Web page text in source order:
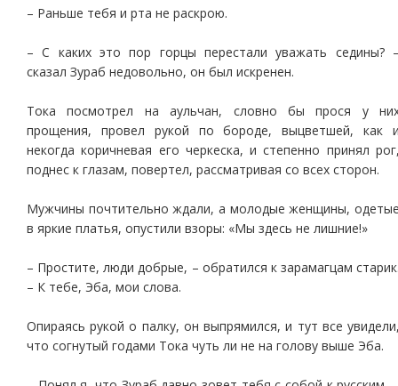
– Раньше тебя и рта не раскрою.
– С каких это пор горцы перестали уважать седины?
сказал Зураб недовольно, он был искренен.
Тока посмотрел на аульчан, словно бы прося у
прощения, провел рукой по бороде, выцветшей, как
некогда коричневая его черкеска, и степенно принял
поднес к глазам, повертел, рассматривая со всех сторон.
Мужчины почтительно ждали, а молодые женщины,
в яркие платья, опустили взоры: «Мы здесь не лишние!»
– Простите, люди добрые, – обратился к зарамагцам
– К тебе, Эба, мои слова.
Опираясь рукой о палку, он выпрямился, и тут все
что согнутый годами Тока чуть ли не на голову выше Эба.